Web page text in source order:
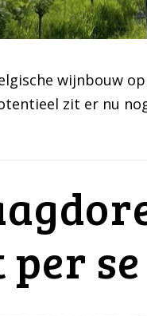
wijnbouw
zit er nu